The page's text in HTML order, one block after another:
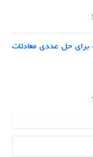
حل عددی معادلات